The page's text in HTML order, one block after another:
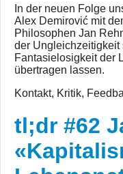
In der neuen Folge
Alex Demirović mit
Philosophen Jan
der
Fantasielosigkeit der
übertragen lassen.
Kontakt, Kritik,
tl;dr #62